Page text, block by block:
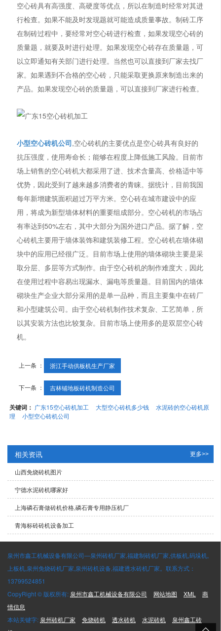
空心砖具有高强度、高硬度等优点，所以在制造时经常对其进
行检查。如果不能及时发现题就可能造成质量事故。制砖工序
在制砖过程中，要经常对空心砖进行检查，如果发现空心砖的
质量题，就要及时进行处理。如果发现空心砖存在质量题，可
以立即通知有关部门进行处理。当然也可以直接到厂家去找厂
家。如果遇到不合格的空心砖，只能采取更换原来制造出来的
产品。如果发现空心砖的质量题，可以直接到厂家进行检查。
小型空心砖机公司,空心砖机的主要优点是空心砖具有良好的
抗压强度，使用寿命长；能够在程度上降低施工风险。目前市
场上销售的空心砖机大都采用了进、技术含量高、价格适中等
优势，因此受到了越来越多消费者的青睐。据统计，目前我国
每年新增建筑面积超过万平方米。空心砖在城市建设中的应
用，将成为新型墙体材料的重要组成部分。空心砖机的市场占
有率达到50%左右，其中大部分为国外进口产品。据了解，空
心砖机主要用于墙体装饰和建筑装修工程。空心砖机在墙体砌
块中的应用已经很广泛。目前市场上使用的墙体砌块主要是采
取分层、多层等方式制作。由于空心砖机的制作难度大，因此
在使用过程中容易出现漏水、漏电等质量题。目前国内的墙体
砌块生产企业大部分采用的是单一品种，而且主要集中在砖厂
和小型建筑公司。由于空心砖机制作技术复杂、工艺简单，所
以其安装方法也比较复杂。目前市场上使用多的是双层空心砖
机。
上一条 ： 浙江手动供板机生产厂家
下一条 ： 吉林铺地板砖机制造公司
关键词： 广东15空心砖机加工 大型空心砖机多少钱
水泥砖的空心砖机原
理
小型空心砖机公司
相关资讯 更多>>
山西免烧砖机图片
宁德水泥砖机哪家好
上海磷石膏做砖机价格,磷石膏专用静压机厂
青海标砖砖机设备加工
泉州市鑫工机械设备有限公司—泉州砖机厂家,福建制砖机厂家,供板机,码垛机,
上板机,泉州免烧砖机厂家,泉州砖机设备,福建透水砖机厂家。联系方式：
13799524851
CopyRight © 版权所有: 泉州市鑫工机械设备有限公司 网站地图 XML
商
情信息
本站关键字: 泉州砖机厂家 免烧砖机 透水砖机 水泥砖机
泉州鑫工砖